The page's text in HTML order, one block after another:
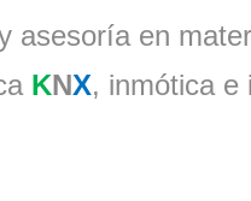
asesoría en
KNX, inmótica e